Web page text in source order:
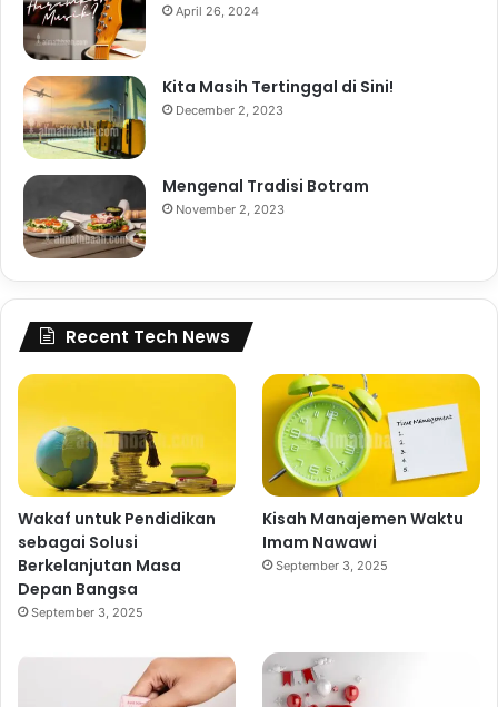
April 26, 2024
Kita Masih Tertinggal di Sini!
December 2, 2023
Mengenal Tradisi Botram
November 2, 2023
Recent Tech News
Wakaf untuk Pendidikan
sebagai Solusi
Berkelanjutan Masa
Depan Bangsa
September 3, 2025
Kisah Manajemen Waktu
Imam Nawawi
September 3, 2025